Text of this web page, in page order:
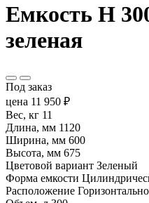
Емкость H
зеленая
Под заказ
цена 11 950 ₽
Вес, кг 11
Длина, мм 1120
Ширина, мм 600
Высота, мм 675
Цветовой вариант Зеленый
Форма емкости
Расположение